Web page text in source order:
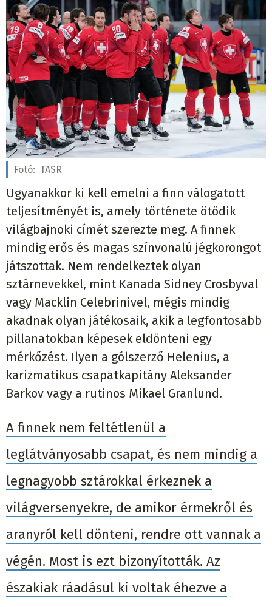
Fotó: TASR
Ugyanakkor ki kell emelni a finn válogatott
teljesítményét is, amely története ötödik
világbajnoki címét szerezte meg. A finnek
mindig erős és magas színvonalú jégkorongot
játszottak. Nem rendelkeztek olyan
sztárnevekkel, mint Kanada Sidney Crosbyval
vagy Macklin Celebrinivel, mégis mindig
akadnak olyan játékosaik, akik a legfontosabb
pillanatokban képesek eldönteni egy
mérkőzést. Ilyen a gólszerző Helenius, a
karizmatikus csapatkapitány Aleksander
Barkov vagy a rutinos Mikael Granlund.
A finnek nem feltétlenül a
leglátványosabb csapat, és nem mindig a
legnagyobb sztárokkal érkeznek a
világversenyekre, de amikor érmekről és
aranyról kell dönteni, rendre ott vannak a
végén. Most is ezt bizonyították. Az
északiak ráadásul ki voltak éhezve a